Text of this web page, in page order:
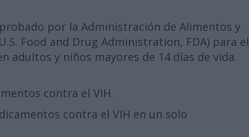
por la Administración de Alimentos y
Food and Drug Administration, FDA) para el
adultos y niños mayores de 14 días de vida.
contra el VIH.
contra el VIH en un solo